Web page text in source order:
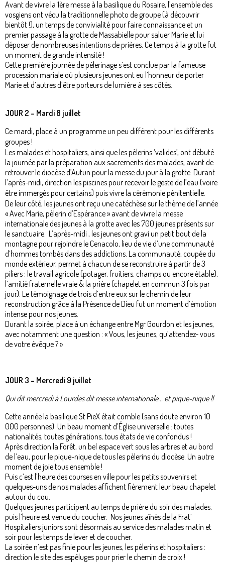
Avant de vivre la 1ère messe à la basilique du Rosaire, l’ensemble des
vosgiens ont vécu la traditionnelle photo de groupe (à découvrir
bientôt !), un temps de convivialité pour faire connaissance et un
premier passage à la grotte de Massabielle pour saluer Marie et lui
déposer de nombreuses intentions de prières. Ce temps à la grotte fut
un moment de grande intensité !
Cette première journée de pèlerinage s’est conclue par la fameuse
procession mariale où plusieurs jeunes ont eu l’honneur de porter
Marie et d’autres d’être porteurs de lumière à ses côtés.
JOUR 2 – Mardi 8 juillet
Ce mardi, place à un programme un peu différent pour les différents
groupes !
Les malades et hospitaliers, ainsi que les pèlerins ‘valides’, ont débuté
la journée par la préparation aux sacrements des malades, avant de
retrouver le diocèse d’Autun pour la messe du jour à la grotte. Durant
l’après-midi, direction les piscines pour recevoir le geste de l’eau (voire
être immergés pour certains) puis vivre la cérémonie pénitentielle.
De leur côté, les jeunes ont reçu une catéchèse sur le thème de l’année
« Avec Marie, pèlerin d’Espérance » avant de vivre la messe
internationale des jeunes à la grotte avec les 700 jeunes présents sur
le sanctuaire. L’après-midi , les jeunes ont gravi un petit bout de la
montagne pour rejoindre le Cenacolo, lieu de vie d’une communauté
d’hommes tombés dans des addictions. La communauté, coupée du
monde extérieur, permet à chacun de se reconstruire à partir de 3
piliers : le travail agricole (potager, fruitiers, champs ou encore étable),
l’amitié fraternelle vraie & la prière (chapelet en commun 3 fois par
jour). Le témoignage de trois d’entre eux sur le chemin de leur
reconstruction grâce à la Présence de Dieu fut un moment d’émotion
intense pour nos jeunes.
Durant la soirée, place à un échange entre Mgr Gourdon et les jeunes,
avec notamment une question : « Vous, les jeunes, qu’attendez- vous
de votre évêque ? »
JOUR 3 – Mercredi 9 juillet
Qui dit mercredi à Lourdes dit messe internationale... et pique-nique !!
Cette année la basilique St PieX était comble (sans doute environ 10
000 personnes). Un beau moment d’Église universelle : toutes
nationalités, toutes générations, tous états de vie confondus !
Après direction la Forêt, un bel espace vert sous les arbres et au bord
de l’eau, pour le pique-nique de tous les pèlerins du diocèse. Un autre
moment de joie tous ensemble !
Puis c’est l’heure des courses en ville pour les petits souvenirs et
quelques-uns de nos malades affichent fièrement leur beau chapelet
autour du cou.
Quelques jeunes participent au temps de prière du soir des malades,
puis l’heure est venue du coucher. Nos jeunes aînés de la Frat’
Hospitaliers juniors sont désormais au service des malades matin et
soir pour les temps de lever et de coucher.
La soirée n’est pas finie pour les jeunes, les pèlerins et hospitaliers :
direction le site des espéluges pour prier le chemin de croix !